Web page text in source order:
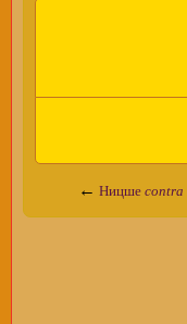
← Ницше contra